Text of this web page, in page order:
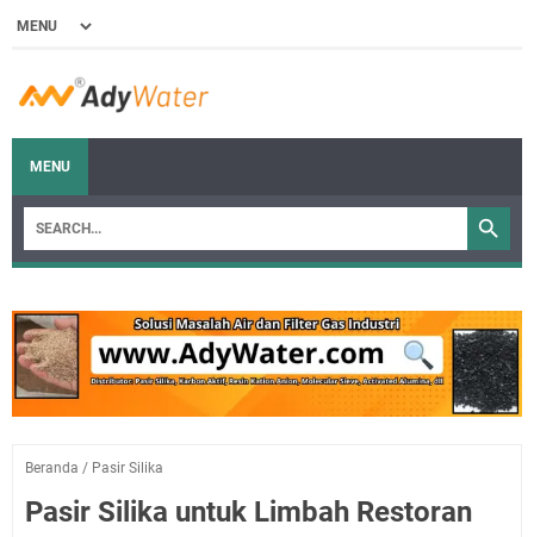
MENU
Beranda / Pasir Silika
Pasir Silika untuk Limbah Restoran